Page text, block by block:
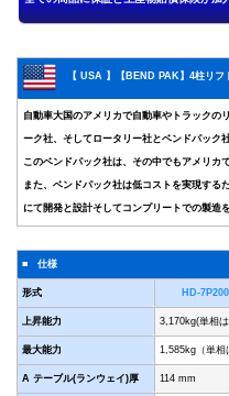
【 USA 】【BEND PAK】4柱リ
自動車大国のアメリカで自動車やトラックの
ーク社、そしてロータリー社とベンドパック
このベンドパック社は、その中でもアメリカ
また、ベンドパック社は低コストを実現する
にて開発と設計そしてコンプリートでの製造
■ 仕様
形式 HD-
上昇能力 3,170kg(単相は
最大能力 1,585kg（単相
A テーブル(ランウェイ)厚 114 mm